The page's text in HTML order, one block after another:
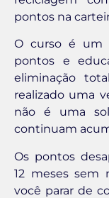
pontos na
O curso é um
pontos e
eliminação
realizado uma
não é uma
continuam
Os pontos
12 meses sem
você parar de